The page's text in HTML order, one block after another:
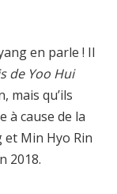
en parle ! Il
de Yoo Hui
mais qu’ils
à cause de la
Min Hyo Rin
2018.